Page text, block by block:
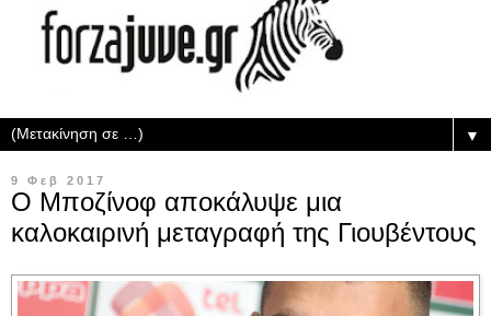
▼
9 Φεβ 2017
Ο Μποζίνοφ αποκάλυψε μια
καλοκαιρινή μεταγραφή της Γιουβέντους